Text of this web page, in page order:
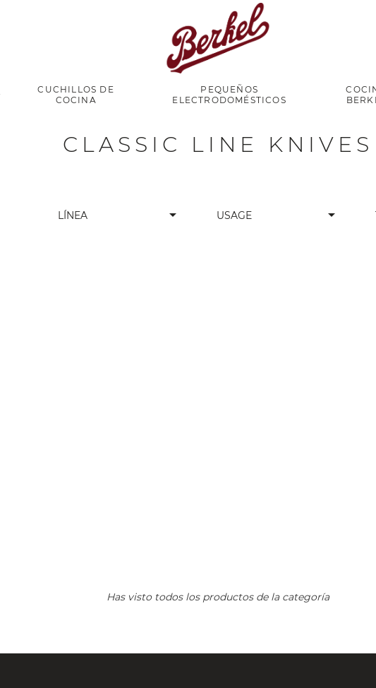
CUCHILLOS DE
COCINA
PEQUEÑOS
ELECTRODOMÉSTICOS
CLASSIC LINE KNIVES
LÍNEA arrow_drop_down USAGE arrow_drop_down
Has visto todos los productos de la categoría